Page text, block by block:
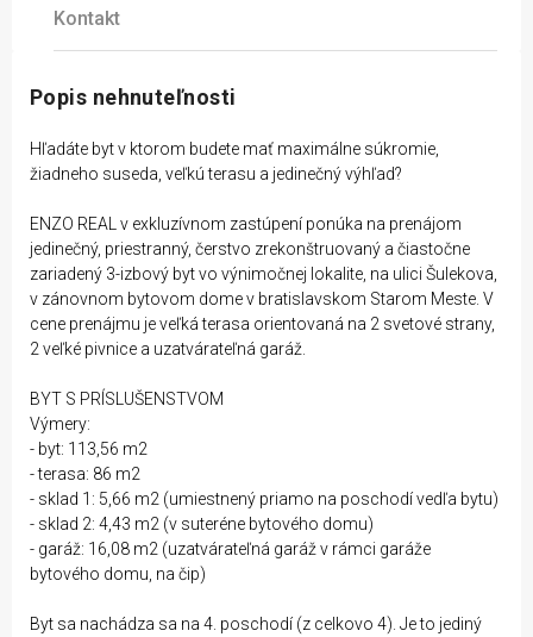
Kontakt
Popis nehnuteľnosti
Hľadáte byt v ktorom budete mať maximálne súkromie,
žiadneho suseda, veľkú terasu a jedinečný výhľad?
ENZO REAL v exkluzívnom zastúpení ponúka na prenájom
jedinečný, priestranný, čerstvo zrekonštruovaný a čiastočne
zariadený 3-izbový byt vo výnimočnej lokalite, na ulici Šulekova,
v zánovnom bytovom dome v bratislavskom Starom Meste. V
cene prenájmu je veľká terasa orientovaná na 2 svetové strany,
2 veľké pivnice a uzatvárateľná garáž.
BYT S PRÍSLUŠENSTVOM
Výmery:
- byt: 113,56 m2
- terasa: 86 m2
- sklad 1: 5,66 m2 (umiestnený priamo na poschodí vedľa bytu)
- sklad 2: 4,43 m2 (v suteréne bytového domu)
- garáž: 16,08 m2 (uzatvárateľná garáž v rámci garáže
bytového domu, na čip)
Byt sa nachádza sa na 4. poschodí (z celkovo 4). Je to jediný